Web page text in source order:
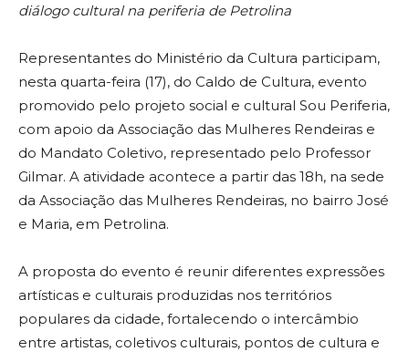
diálogo cultural na periferia de Petrolina
Representantes do Ministério da Cultura participam,
nesta quarta-feira (17), do Caldo de Cultura, evento
promovido pelo projeto social e cultural Sou Periferia,
com apoio da Associação das Mulheres Rendeiras e
do Mandato Coletivo, representado pelo Professor
Gilmar. A atividade acontece a partir das 18h, na sede
da Associação das Mulheres Rendeiras, no bairro José
e Maria, em Petrolina.
A proposta do evento é reunir diferentes expressões
artísticas e culturais produzidas nos territórios
populares da cidade, fortalecendo o intercâmbio
entre artistas, coletivos culturais, pontos de cultura e